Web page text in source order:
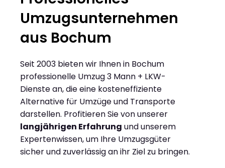
Umzugsunternehmen
aus Bochum
Seit 2003 bieten wir Ihnen in Bochum
professionelle Umzug 3 Mann + LKW-
Dienste an, die eine kosteneffiziente
Alternative für Umzüge und Transporte
darstellen. Profitieren Sie von unserer
langjährigen Erfahrung und unserem
Expertenwissen, um Ihre Umzugsgüter
sicher und zuverlässig an ihr Ziel zu bringen.